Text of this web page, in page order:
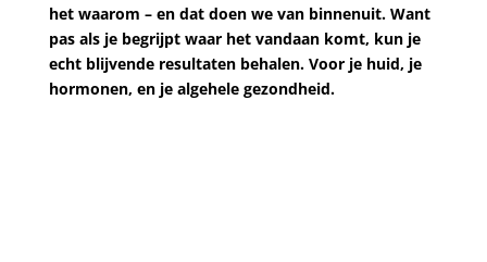
het waarom – en dat doen we van binnenuit. Want
pas als je begrijpt waar het vandaan komt, kun je
echt blijvende resultaten behalen. Voor je huid, je
hormonen, en je algehele gezondheid.